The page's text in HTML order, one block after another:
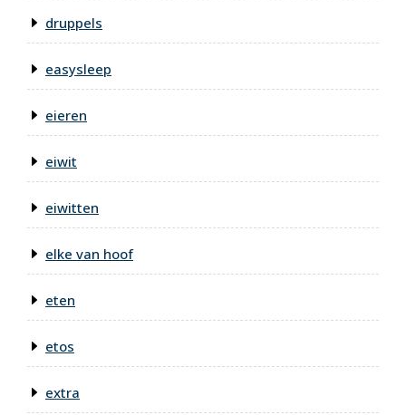
druppels
easysleep
eieren
eiwit
eiwitten
elke van hoof
eten
etos
extra